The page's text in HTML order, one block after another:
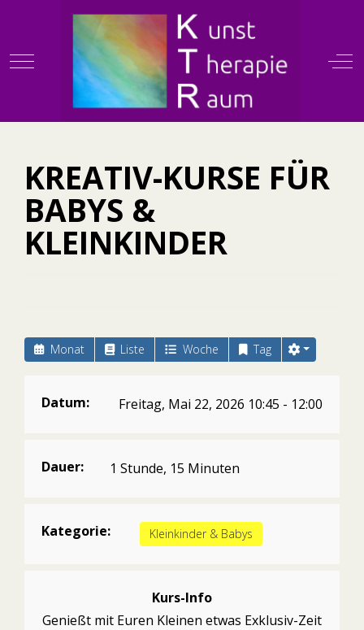
Mobile Menu Toggle
KREATIV-KURSE FÜR
BABYS &
KLEINKINDER
Monat Liste Woche Tag
Datum: Freitag, Mai 22, 2026 10:45 - 12:00
Dauer: 1 Stunde, 15 Minuten
Kategorie: Kleinkinder & Babys
Kurs-Info
Genießt mit Euren Kleinen etwas Exklusiv-Zeit